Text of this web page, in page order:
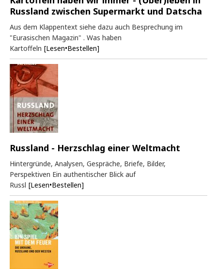
Russland zwischen Supermarkt und Datscha
Aus dem Klappentext siehe dazu auch Besprechung im
"Eurasischen Magazin" . Was haben
Kartoffeln [Lesen•Bestellen]
Russland - Herzschlag einer Weltmacht
Hintergründe, Analysen, Gespräche, Briefe, Bilder,
Perspektiven Ein authentischer Blick auf
Russl [Lesen•Bestellen]